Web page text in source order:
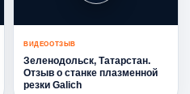
ВИДЕООТЗЫВ
Зеленодольск, Татарстан.
Отзыв о станке плазменной
резки Galich